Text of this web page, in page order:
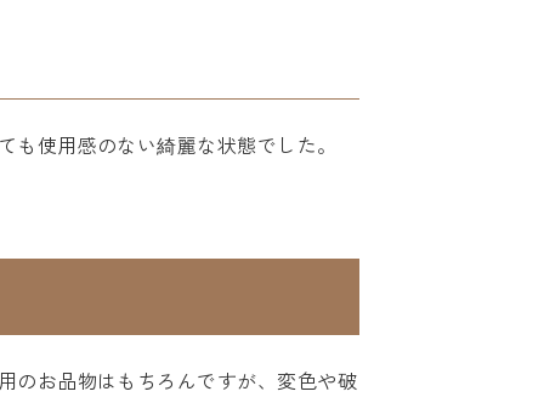
使用感のない綺麗な状態でした。
のお品物はもちろんですが、変色や破